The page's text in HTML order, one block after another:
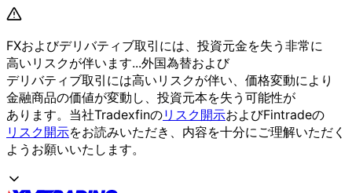
FXおよびデリバティブ取引には、 投資元金を失う 非常に
高いリスクが伴います...外国為替および
デリバティブ取引には高いリスクが伴い、 価格変動により
金融商品の価値が変動し、 投資元本を失う 可能性が
あります。 当社Tradexfinのリスク開示およびFintradeの
リスク開示をお読みいただき、 内容を十分にご理解いただく
よう お願いいたします。